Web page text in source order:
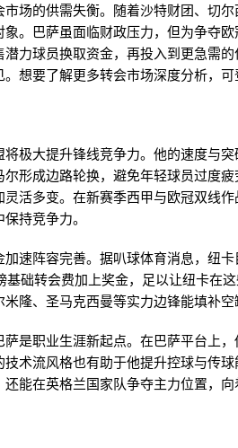
场的供需失衡。随着沙特财团、切
。巴萨虽面临财政压力，但为争夺
潜力球员换取资金，再投入到更急需
想要了解更多转会市场深度分析，
极大提升锋线竞争力。他的速度与
形成边路轮换，避免年轻球员过度
活多变。在新赛季西甲与欧冠双线
持竞争力。
速阵容完善。据叭球体育消息，纽
基础转会费加上奖金，足以让纽卡在
隆、圣马克西曼等实力边锋能填补
是职业生涯新起点。在巴萨平台上
术流风格也有助于他提升控球与传
能在英格兰国家队争夺主力位置，向